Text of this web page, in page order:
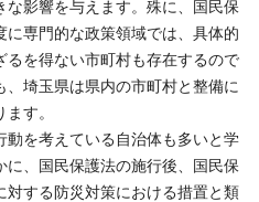
影響を与えます。殊に、国民保
専門的な政策領域では、具体的
るを得ない市町村も存在するので
埼玉県は県内の市町村と整備に
す。
動を考えている自治体も多いと学
、国民保護法の施行後、国民保
する防災対策における措置と類